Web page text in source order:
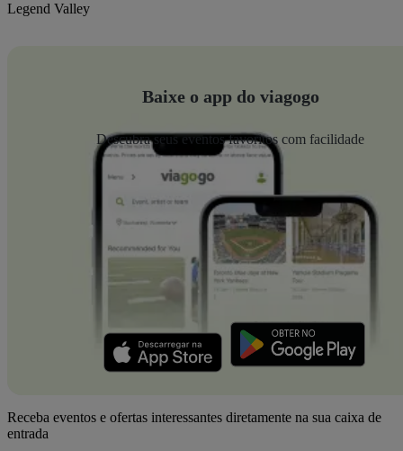
Legend Valley
Baixe o app do viagogo
Descubra seus eventos favoritos com facilidade
Receba eventos e ofertas interessantes diretamente na sua caixa de
entrada